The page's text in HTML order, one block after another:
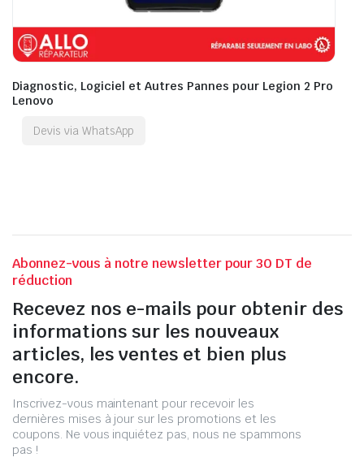
Diagnostic, Logiciel et Autres Pannes pour Legion 2 Pro
Lenovo
Devis via WhatsApp
Abonnez-vous à notre newsletter pour 30 DT de
réduction
Recevez nos e-mails pour obtenir des
informations sur les nouveaux
articles, les ventes et bien plus
encore.
Inscrivez-vous maintenant pour recevoir les
dernières mises à jour sur les promotions et les
coupons. Ne vous inquiétez pas, nous ne spammons
pas !